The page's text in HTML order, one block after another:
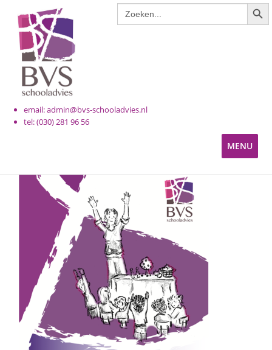
Zoek
naar:
Ga
door
naar
navigatie
Ga
naar
de
inhoud
email: admin@bvs-schooladvies.nl
tel: (030) 281 96 56
MENU
KINDEROPVANG
PRIMAIR ONDERWIJS
VOORTGEZET ONDERWIJS
AFSTANDSONDERWIJS
ACTUEEL